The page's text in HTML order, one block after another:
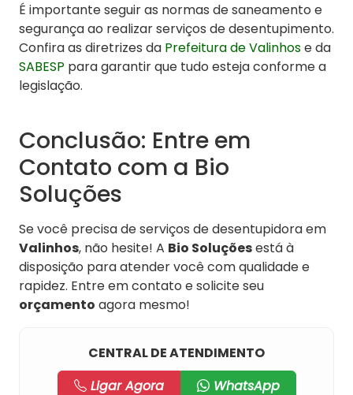
É importante seguir as normas de saneamento e
segurança ao realizar serviços de desentupimento.
Confira as diretrizes da Prefeitura de Valinhose da
SABESP para garantir que tudo esteja conforme a
legislação.
Conclusão: Entre em
Contato com a Bio
Soluções
Se você precisa de serviços de desentupidora em
Valinhos, não hesite! A Bio Soluçõesestá à
disposição para atender você com qualidade e
rapidez. Entre em contato e solicite seu
orçamento agora mesmo!
CENTRAL DE ATENDIMENTO
Ligar Agora
WhatsApp